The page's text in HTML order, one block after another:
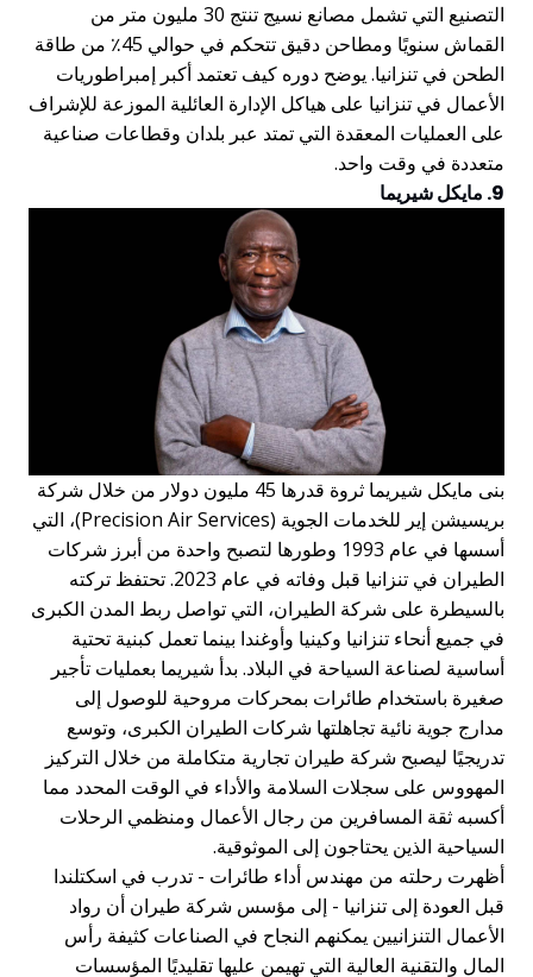
التصنيع التي تشمل مصانع نسيج تنتج 30 مليون متر من
القماش سنويًا ومطاحن دقيق تتحكم في حوالي 45٪ من طاقة
الطحن في تنزانيا. يوضح دوره كيف تعتمد أكبر إمبراطوريات
الأعمال في تنزانيا على هياكل الإدارة العائلية الموزعة للإشراف
على العمليات المعقدة التي تمتد عبر بلدان وقطاعات صناعية
متعددة في وقت واحد.
بنى مايكل شيريما ثروة قدرها 45 مليون دولار من خلال شركة
بريسيشن إير للخدمات الجوية (Precision Air Services)، التي
أسسها في عام 1993 وطورها لتصبح واحدة من أبرز شركات
الطيران في تنزانيا قبل وفاته في عام 2023. تحتفظ تركته
بالسيطرة على شركة الطيران، التي تواصل ربط المدن الكبرى
في جميع أنحاء تنزانيا وكينيا وأوغندا بينما تعمل كبنية تحتية
أساسية لصناعة السياحة في البلاد. بدأ شيريما بعمليات تأجير
صغيرة باستخدام طائرات بمحركات مروحية للوصول إلى
مدارج جوية نائية تجاهلتها شركات الطيران الكبرى، وتوسع
تدريجيًا ليصبح شركة طيران تجارية متكاملة من خلال التركيز
المهووس على سجلات السلامة والأداء في الوقت المحدد مما
أكسبه ثقة المسافرين من رجال الأعمال ومنظمي الرحلات
السياحية الذين يحتاجون إلى الموثوقية.
أظهرت رحلته من مهندس أداء طائرات - تدرب في اسكتلندا
قبل العودة إلى تنزانيا - إلى مؤسس شركة طيران أن رواد
الأعمال التنزانيين يمكنهم النجاح في الصناعات كثيفة رأس
المال والتقنية العالية التي تهيمن عليها تقليديًا المؤسسات